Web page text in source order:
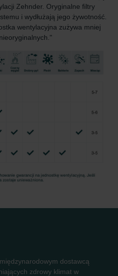
Zehnder. Oryginalne filtry
i wydłużają jego żywotność.
wentylacyjna zużywa mniej
dostawcą
zdrowy klimat w